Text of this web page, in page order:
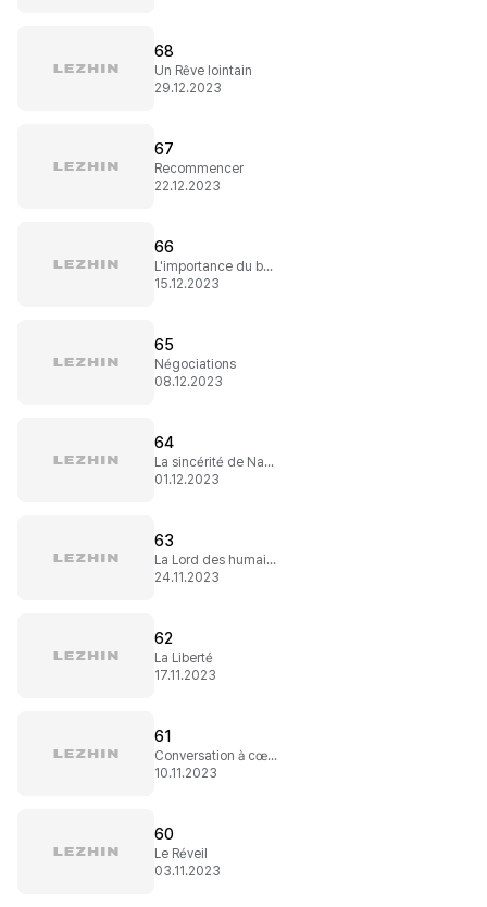
68
Un Rêve lointain
29.12.2023
67
Recommencer
22.12.2023
66
L'importance du bonheur
15.12.2023
65
Négociations
08.12.2023
64
La sincérité de Naskan
01.12.2023
63
La Lord des humains
24.11.2023
62
La Liberté
17.11.2023
61
Conversation à cœur ouvert
10.11.2023
60
Le Réveil
03.11.2023